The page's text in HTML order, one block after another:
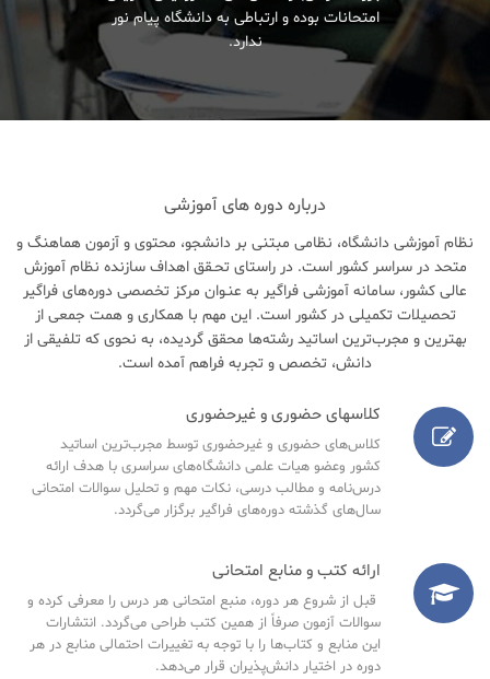
امتحانات بوده و ارتباطی به دانشگاه پیام نور
ندارد.
درباره دوره های آموزشی
نظام آموزشی دانشگاه، نظامی مبتنی بر دانشجو، محتوی و آزمون هماهنگ و
متحد در سراسر کشور است. در راستای تحـقق اهداف سازنده نظام آموزش
عالی کشور، سامانه آموزشی فراگیر به عنـوان مرکز تخصصی دوره‌های فراگیر
تحصیلات تکمیلی در کشور است. این مهم با همکاری و همت جمعی از
بهترین و مجرب‌ترین اساتید رشته‌ها محقق گردیده، به نحوی که تلفیقی از
دانش، تخصص و تجربه فراهم آمده است.
کلاسهای حضوری و غیرحضوری
کلاس‌های حضوری و غیرحضوری توسط مجرب‌ترین اساتید
کشور وعضو هیات علمی دانشگاه‌های سراسری با هدف ارائه
درس‌نامه‌ و مطالب درسی، نکات مهم و تحلیل سوالات امتحانی
سال‌های گذشته دوره‌های فراگیر برگزار می‌گردد.
ارائه کتب و منابع امتحانی
قبل از شروع هر دوره، منبع امتحانی هر درس را معرفی کرده و
سوالات آزمون صرفاً از همین کتب طراحی می‌گردد. انتشارات
این منابع و کتاب‌ها را با توجه به تغییرات احتمالی منابع در هر
دوره در اختیار دانش‌پذیران قرار می‌دهد.